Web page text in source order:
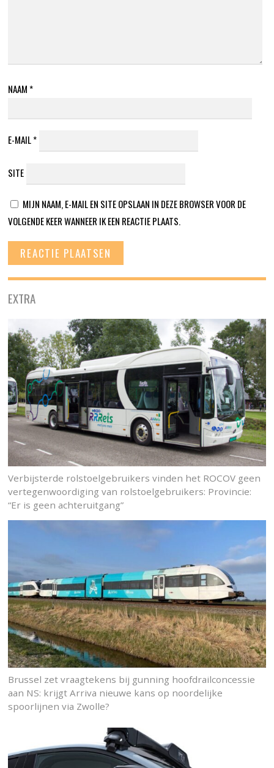
NAAM *
E-MAIL*
SITE
MIJN NAAM, E-MAIL EN SITE OPSLAAN IN DEZE BROWSER VOOR DE
VOLGENDE KEER WANNEER IK EEN REACTIE PLAATS.
EXTRA
Verbijsterde rolstoelgebruikers vinden het ROCOV geen
vertegenwoordiging van rolstoelgebruikers: Provincie:
“Er is geen achteruitgang”
Brussel zet vraagtekens bij gunning hoofdrailconcessie
aan NS: krijgt Arriva nieuwe kans op noordelijke
spoorlijnen via Zwolle?